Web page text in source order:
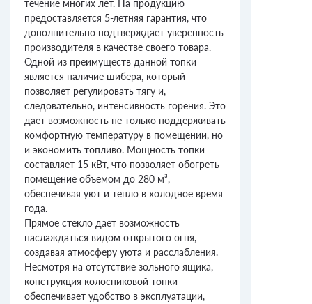
течение многих лет. На продукцию
предоставляется 5-летняя гарантия, что
дополнительно подтверждает уверенность
производителя в качестве своего товара.
Одной из преимуществ данной топки
является наличие шибера, который
позволяет регулировать тягу и,
следовательно, интенсивность горения. Это
дает возможность не только поддерживать
комфортную температуру в помещении, но
и экономить топливо. Мощность топки
составляет 15 кВт, что позволяет обогреть
помещение объемом до 280 м³,
обеспечивая уют и тепло в холодное время
года.
Прямое стекло дает возможность
наслаждаться видом открытого огня,
создавая атмосферу уюта и расслабления.
Несмотря на отсутствие зольного ящика,
конструкция колосниковой топки
обеспечивает удобство в эксплуатации,